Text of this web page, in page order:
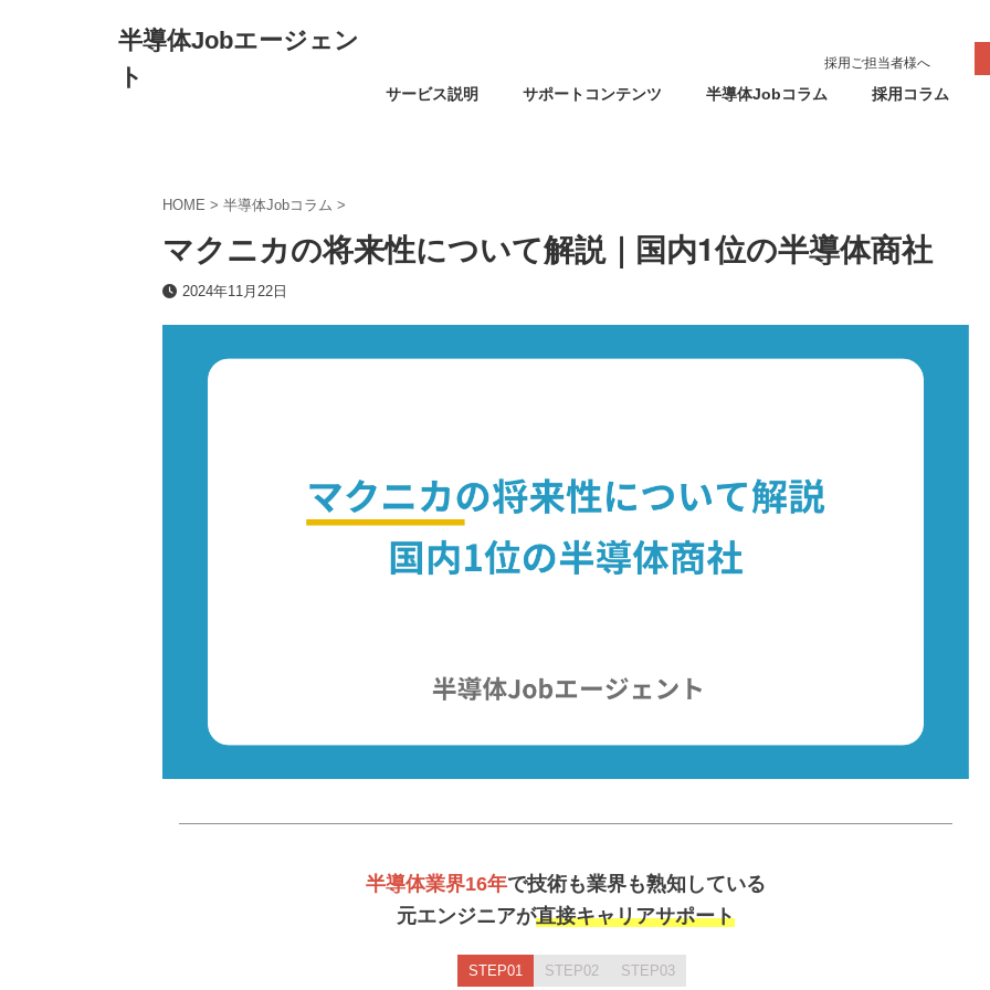
半導体Jobエージェン
ト
採用ご担当者様へ
サービス説明
サポートコンテンツ 半導体Jobコラム 採用コラム
HOME > 半導体Jobコラム >
マクニカの将来性について解説｜国内1位の半導体商社
2024年11月22日
半導体業界16年で技術も業界も熟知している
元エンジニアが直接キャリアサポート
STEP01 STEP02 STEP03